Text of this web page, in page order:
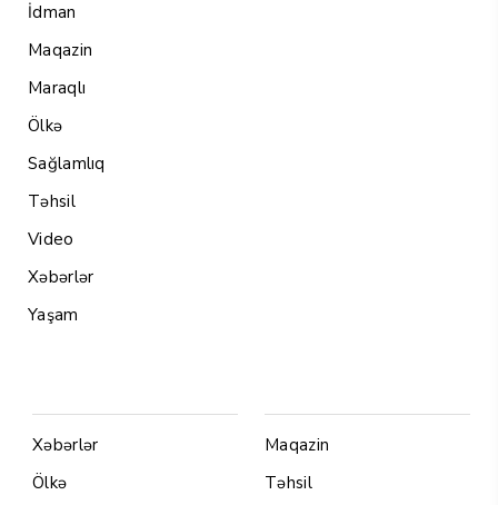
İdman
Maqazin
Maraqlı
Ölkə
Sağlamlıq
Təhsil
Video
Xəbərlər
Yaşam
Xəbərlər
Ölkə
Maqazin
Təhsil